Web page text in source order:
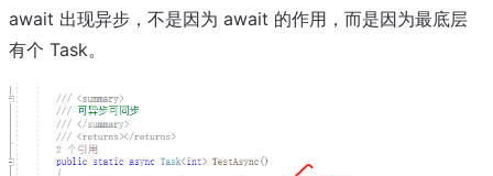
await 出现异步，不是因为 await 的作用，而是因为最底层
有个 Task。